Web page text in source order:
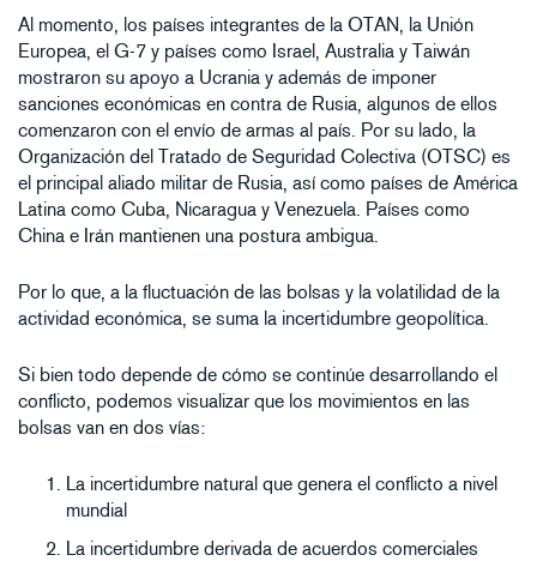
Al momento, los países integrantes de la OTAN, la Unión
Europea, el G-7 y países como Israel, Australia y Taiwán
mostraron su apoyo a Ucrania y además de imponer
sanciones económicas en contra de Rusia, algunos de ellos
comenzaron con el envío de armas al país. Por su lado, la
Organización del Tratado de Seguridad Colectiva (OTSC) es
el principal aliado militar de Rusia, así como países de América
Latina como Cuba, Nicaragua y Venezuela. Países como
China e Irán mantienen una postura ambigua.
Por lo que, a la fluctuación de las bolsas y la volatilidad de la
actividad económica, se suma la incertidumbre geopolítica.
Si bien todo depende de cómo se continúe desarrollando el
conflicto, podemos visualizar que los movimientos en las
bolsas van en dos vías:
La incertidumbre natural que genera el conflicto a nivel
mundial
La incertidumbre derivada de acuerdos comerciales